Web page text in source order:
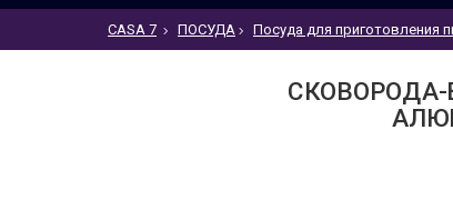
CASA 7 ПОСУДА Посуда для приготовления
СКОВОРОДА-